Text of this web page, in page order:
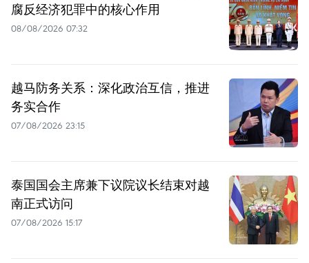
腐反经济犯罪中的核心作用
08/08/2026 07:32
越马防务关系：深化政治互信，推进
务实合作
07/08/2026 23:15
泰国国会主席兼下议院议长结束对越
南正式访问
07/08/2026 15:17